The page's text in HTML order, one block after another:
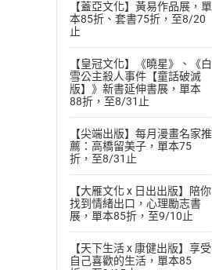
【蓋亞文化】黃易作品展，單
本85折、套書75折，至8/20
止
【皇冠文化】《曉星》、《白
雪公主殺人事件【童話破滅
版】》新書延伸書展，單本
88折，至8/31止
【尖端出版】每月漫畫名家推
薦：高橋留美子，單本75
折，至8/31止
【大雁文化 x 日出出版】陪你
找到情緒出口，心理勵志書
展，單本85折，至9/10止
【天下生活 x 康健出版】享受
自己喜歡的生活，單本85